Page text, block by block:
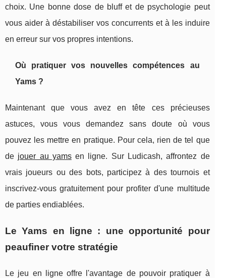
choix. Une bonne dose de bluff et de psychologie peut
vous aider à déstabiliser vos concurrents et à les induire
en erreur sur vos propres intentions.
Où pratiquer vos nouvelles compétences au
Yams ?
Maintenant que vous avez en tête ces précieuses
astuces, vous vous demandez sans doute où vous
pouvez les mettre en pratique. Pour cela, rien de tel que
de jouer au yamsen ligne. Sur Ludicash, affrontez de
vrais joueurs ou des bots, participez à des tournois et
inscrivez-vous gratuitement pour profiter d'une multitude
de parties endiablées.
Le Yams en ligne : une opportunité pour
peaufiner votre stratégie
Le jeu en ligne offre l'avantage de pouvoir pratiquer à